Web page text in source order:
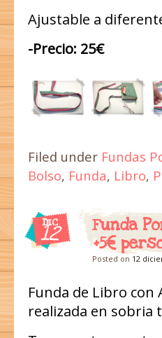
Ajustable a
-Precio: 25€
Filed under Fundas
Bolso, Funda, Libro,
DIC
12
Funda
+5€
Posted on 12
Funda de Libro con
realizada en sobria